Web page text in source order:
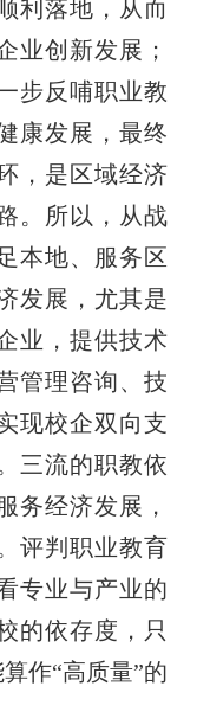
利落地，从而
业创新发展；
步反哺职业教
康发展，最终
，是区域经济
。所以，从战
本地、服务区
发展，尤其是
业，提供技术
管理咨询、技
现校企双向支
三流的职教依
务经济发展，
评判职业教育
专业与产业的
的依存度，只
作“高质量”的